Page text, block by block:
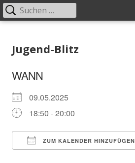
zum
Inhalt
Primäres
Suchen
nach:
Jugend-Blitz
WANN
09.05.2025
18:50 - 20:00
ZUM KALENDER HINZUFÜGEN